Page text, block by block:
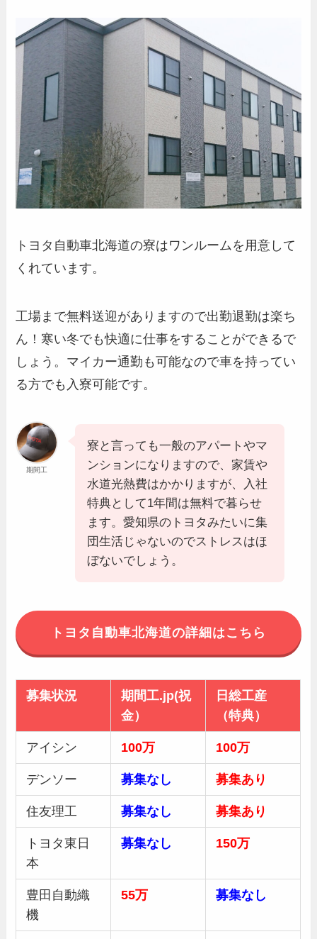
トヨタ自動車北海道の寮はワンルームを用意して
くれています。
工場まで無料送迎がありますので出勤退勤は楽ち
ん！寒い冬でも快適に仕事をすることができるで
しょう。マイカー通勤も可能なので車を持ってい
る方でも入寮可能です。
期間工
寮と言っても一般のアパートやマ
ンションになりますので、家賃や
水道光熱費はかかりますが、入社
特典として1年間は無料で暮らせ
ます。愛知県のトヨタみたいに集
団生活じゃないのでストレスはほ
ぼないでしょう。
トヨタ自動車北海道の詳細はこちら
募集状況
期間工.jp(祝
金）
日総工産
（特典）
アイシン 100万 100万
デンソー 募集なし 募集あり
住友理工 募集なし 募集あり
トヨタ東日
本
募集なし 150万
豊田自動織
機
55万 募集なし